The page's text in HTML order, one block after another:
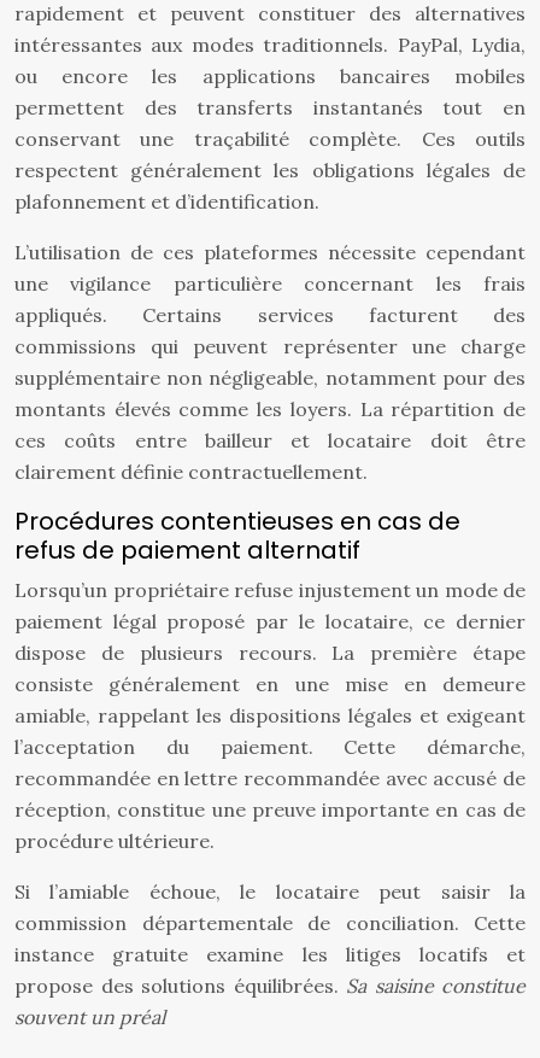
rapidement et peuvent constituer des alternatives
intéressantes aux modes traditionnels. PayPal, Lydia,
ou encore les applications bancaires mobiles
permettent des transferts instantanés tout en
conservant une traçabilité complète. Ces outils
respectent généralement les obligations légales de
plafonnement et d’identification.
L’utilisation de ces plateformes nécessite cependant
une vigilance particulière concernant les frais
appliqués. Certains services facturent des
commissions qui peuvent représenter une charge
supplémentaire non négligeable, notamment pour des
montants élevés comme les loyers. La répartition de
ces coûts entre bailleur et locataire doit être
clairement définie contractuellement.
Procédures contentieuses en cas de
refus de paiement alternatif
Lorsqu’un propriétaire refuse injustement un mode de
paiement légal proposé par le locataire, ce dernier
dispose de plusieurs recours. La première étape
consiste généralement en une mise en demeure
amiable, rappelant les dispositions légales et exigeant
l’acceptation du paiement. Cette démarche,
recommandée en lettre recommandée avec accusé de
réception, constitue une preuve importante en cas de
procédure ultérieure.
Si l’amiable échoue, le locataire peut saisir la
commission départementale de conciliation. Cette
instance gratuite examine les litiges locatifs et
propose des solutions équilibrées. Sa saisine constitue
souvent un préal